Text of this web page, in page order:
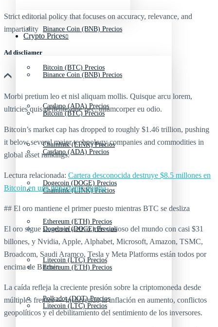
Binance Coin (BNB) Precios
Bitcoin (BTC) Precios
Cardano (ADA) Precios
Chainlink (LINK) Precios
Dogecoin (DOGE) Precios
Ethereum (ETH) Precios
Litecoin (LTC) Precios
Polkadot (DOT) Precios
Crypto Prices
Binance Coin (BNB) Precios
Bitcoin (BTC) Precios
Cardano (ADA) Precios
Chainlink (LINK) Precios
Dogecoin (DOGE) Precios
Ethereum (ETH) Precios
Litecoin (LTC) Precios
Strict editorial policy that focuses on accuracy, relevance, and
impartiality
Ad discliamer
Morbi pretium leo et nisl aliquam mollis. Quisque arcu lorem,
ultricies quis pellentesque nec, ullamcorper eu odio.
Bitcoin’s market cap has dropped to roughly $1.46 trillion, pushing
it below several major technology companies and commodities in
global asset rankings.
Lectura relacionada: Cartera desconocida destruye $8.5 millones en
Bitcoin en una impactante quema
## El oro mantiene el primer puesto mientras BTC se desliza
El oro sigue siendo el activo más valioso del mundo con casi $31
billones, y Nvidia, Apple, Alphabet, Microsoft, Amazon, TSMC,
Broadcom, Saudi Aramco, Tesla y Meta Platforms están todos por
encima de Bitcoin.
La caída refleja la creciente presión sobre la criptomoneda desde
múltiples frentes — incluyendo la inflación en aumento, conflictos
geopolíticos y el debilitamiento del sentimiento de los inversores.